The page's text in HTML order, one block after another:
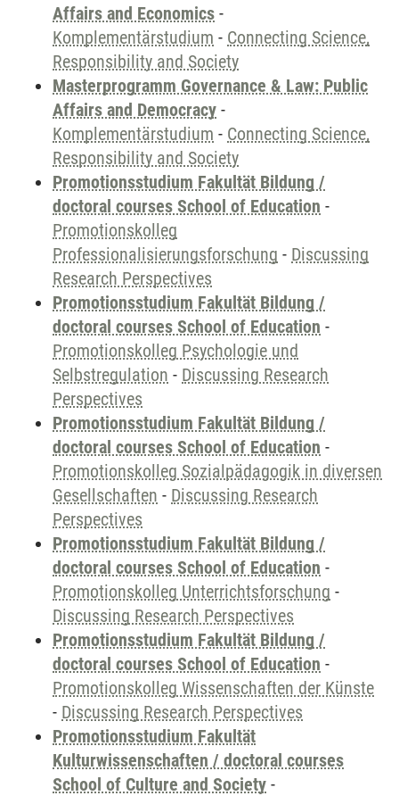
Affairs and Economics -
Komplementärstudium - Connecting Science,
Responsibility and Society
Masterprogramm Governance & Law: Public
Affairs and Democracy -
Komplementärstudium - Connecting Science,
Responsibility and Society
Promotionsstudium Fakultät Bildung /
doctoral courses School of Education -
Promotionskolleg
Professionalisierungsforschung - Discussing
Research Perspectives
Promotionsstudium Fakultät Bildung /
doctoral courses School of Education -
Promotionskolleg Psychologie und
Selbstregulation - Discussing Research
Perspectives
Promotionsstudium Fakultät Bildung /
doctoral courses School of Education -
Promotionskolleg Sozialpädagogik in diversen
Gesellschaften - Discussing Research
Perspectives
Promotionsstudium Fakultät Bildung /
doctoral courses School of Education -
Promotionskolleg Unterrichtsforschung -
Discussing Research Perspectives
Promotionsstudium Fakultät Bildung /
doctoral courses School of Education -
Promotionskolleg Wissenschaften der Künste
- Discussing Research Perspectives
Promotionsstudium Fakultät
Kulturwissenschaften / doctoral courses
School of Culture and Society -